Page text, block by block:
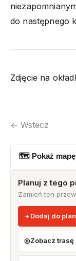
do następnego
Zdjęcie na
← Wstecz
🗺 Pokaż mapę
Planuj z tego
Zamień ten
Dodaj do
Zobacz trasę